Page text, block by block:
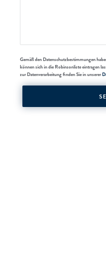
Gemäß den Datenschutzbestimmungen
können sich in die Robinsonliste eintragen
zur Datenverarbeitung finden Sie in unserer